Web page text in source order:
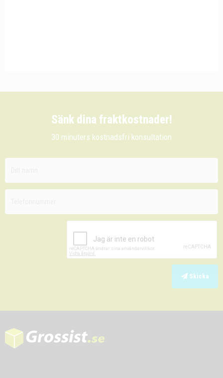
Sänk dina fraktkostnader!
30 minuters kostnadsfri konsultation
Skicka